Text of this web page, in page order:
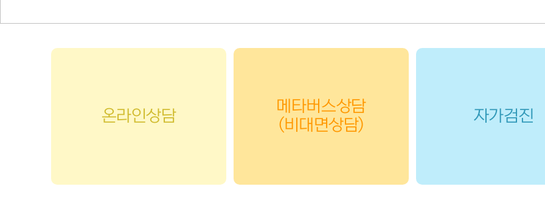
온라인상담
메타버스상담
(비대면상담)
자가검진